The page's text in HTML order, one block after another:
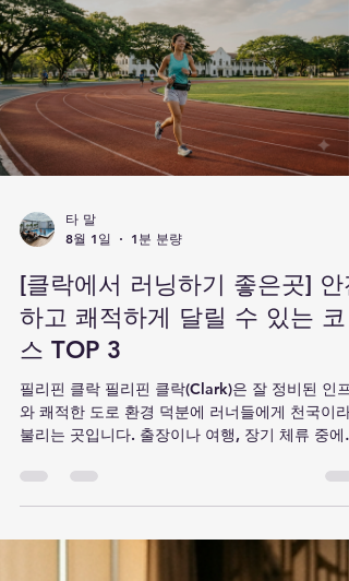
락 D'Heights, 클리어워터, 클락 힐튼 등 다양한 카
지노가 운영되고 있죠. 하지만 무작정 게임에 참여
하기보다는 기본 전략과 환경 분석이 선행되어야
률을 높이고 더욱 즐거운 시간을 보낼 수 있습니다.
오늘은 클락 카지노에서 성공적인 게이밍을 위한
심 노하우 4가지를 정리해 드립니다. 1. 나만의 뱅
롤(자금) 관리 규칙 설정 카지노에서 가장 중요한
은 승률보다 자금 관리입니다. 일일 한도 설정: 하
하지 않는 자제력이 필요합니다. 목표 수익 설정:
표한 수익(예: 원금의 30~50%)에 도달하면 미련
니다. 2. 카지노별 장단점 파악하기 클락의 각 카지
노마다 미니멈 베팅 금액, 분위기, 혜택
타 말
8월 1일
[클락에서 러닝하기 좋은곳] 안
하고 쾌적하게 달릴 수 있는 코
스 TOP 3
필리핀 클락 필리핀 클락(Clark)은 잘 정비된 인프
불리는 곳입니다. 출장이나 여행, 장기 체류 중에도
러닝 루틴을 유지하고 싶은 분들을 위해 클락에서